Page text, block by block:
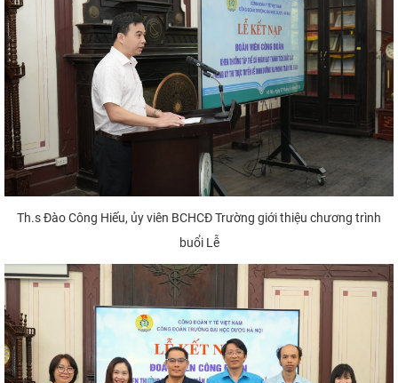
Th.s Đào Công Hiếu, ủy viên BCHCĐ Trường giới thiệu chương trình
buổi Lễ